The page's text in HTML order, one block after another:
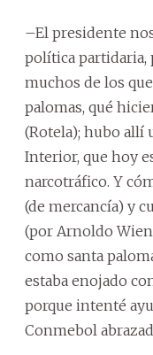
–El presidente
política partidaria,
muchos de los
palomas, qué
(Rotela); hubo allí
Interior, que hoy
narcotráfico. Y
(de mercancía) y
(por Arnoldo
como santa
estaba enojado
porque intenté
Conmebol